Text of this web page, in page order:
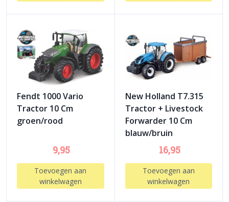
Fendt 1000 Vario
Tractor 10 Cm
groen/rood
9,95
Toevoegen aan
winkelwagen
New Holland T7.315
Tractor + Livestock
Forwarder 10 Cm
blauw/bruin
16,95
Toevoegen aan
winkelwagen